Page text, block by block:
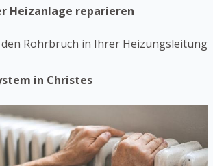
Heizanlage reparieren
Rohrbruch in Ihrer Heizungsleitung
in Christes